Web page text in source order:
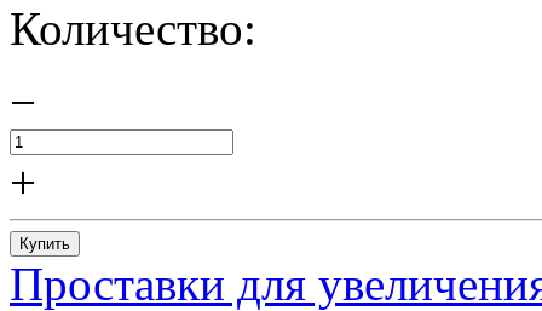
Количество:
−
+
Купить
Проставки для